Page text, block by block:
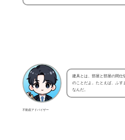
不動産アドバイザー
建具とは、部屋と部屋の間仕
のことだよ。たとえば、ふす
なんだ。